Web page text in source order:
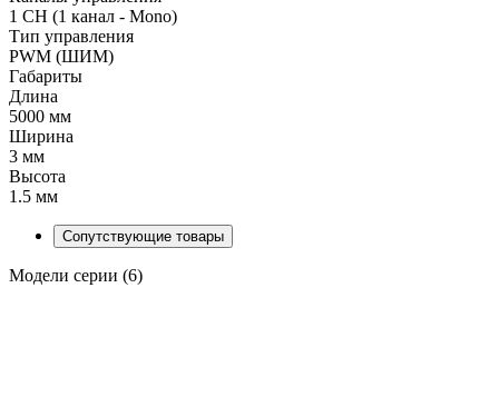
1 CH (1 канал - Mono)
Тип управления
PWM (ШИМ)
Габариты
Длина
5000 мм
Ширина
3 мм
Высота
1.5 мм
Сопутствующие товары
Модели серии (6)